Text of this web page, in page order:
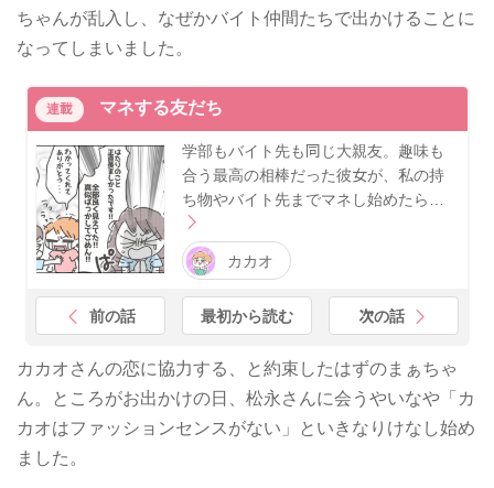
ちゃんが乱入し、なぜかバイト仲間たちで出かけることに
なってしまいました。
連載 マネする友だち
学部もバイト先も同じ大親友。趣味も
合う最高の相棒だった彼女が、私の持
ち物やバイト先までマネし始めたら…
カカオ
前の話 最初から読む 次の話
カカオさんの恋に協力する、と約束したはずのまぁちゃ
ん。ところがお出かけの日、松永さんに会うやいなや「カ
カオはファッションセンスがない」といきなりけなし始め
ました。